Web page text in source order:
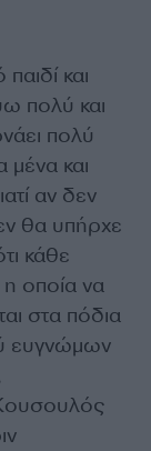
και
πολύ και
πολύ
μένα και
αν δεν
θα υπήρχε
κάθε
η οποία να
στα πόδια
ευγνώμων